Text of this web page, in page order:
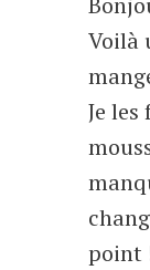
Voilà
Je
point